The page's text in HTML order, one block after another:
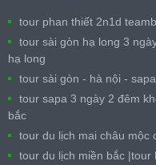
tour phan thiết 2n1d
tour sài gòn hạ long 3
hạ long
tour sài gòn - hà nội -
tour sapa 3 ngày 2 đêm
bắc
tour du lịch mai châu mộc
tour du lịch miền bắc